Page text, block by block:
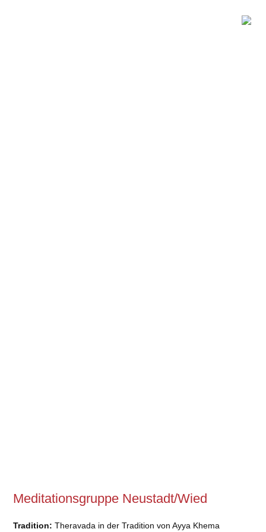
Meditationsgruppe Neustadt/Wied
Tradition: Theravada in der Tradition von Ayya Khema